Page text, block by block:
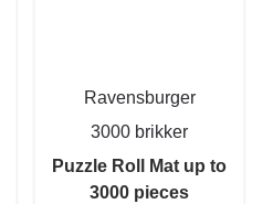
Ravensburger
3000 brikker
Puzzle Roll Mat up to
3000 pieces